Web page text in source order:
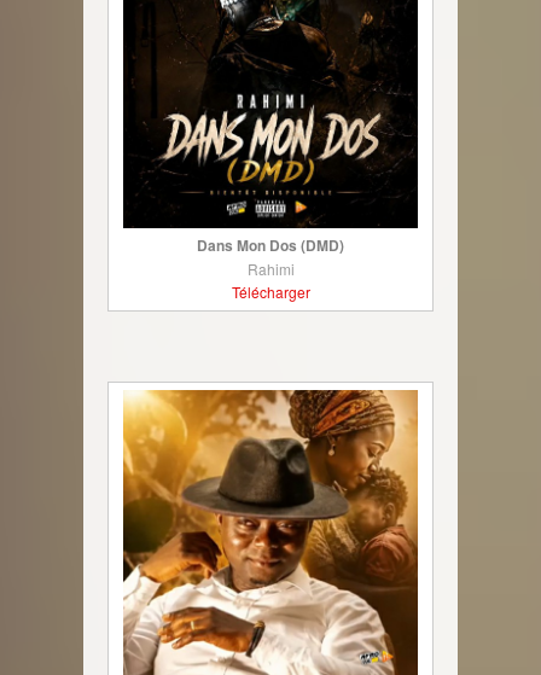
Dans Mon Dos (DMD)
Rahimi
Télécharger